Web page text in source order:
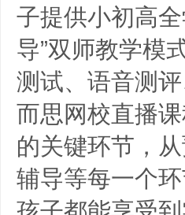
子提供小初高
导”双师教学模
测试、语音测
而思网校直播
的关键环节
辅导等每一个